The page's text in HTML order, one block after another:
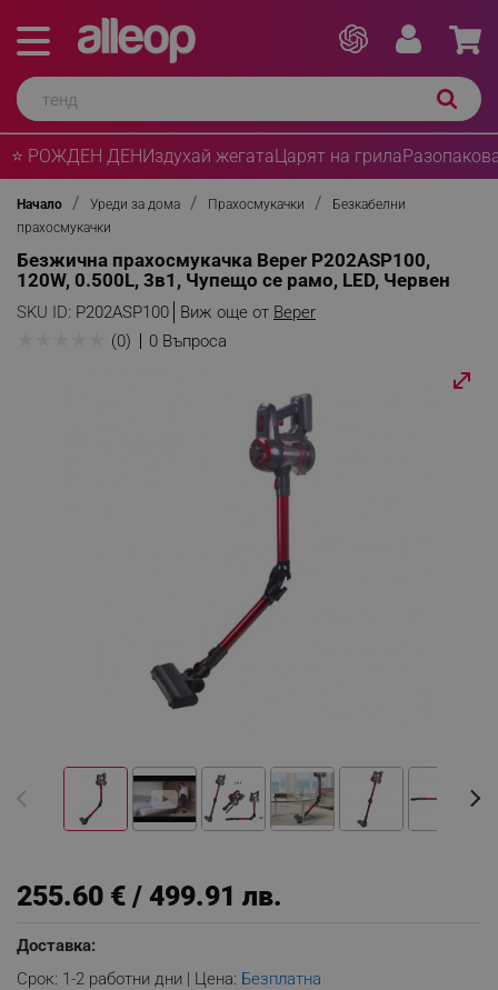
⭐ РОЖДЕН ДЕНИздухай жегатаЦарят на грила
Начало Уреди за дома Прахосмукачки
Безкабелни
прахосмукачки
Безжична прахосмукачка Beper P202ASP100,
120W, 0.500L, 3в1, Чупещо се рамо, LED, Червен
SKU ID: P202ASP100 Виж още от Beper
(0) 0 Въпроса
255.60 € / 499.91 лв.
Доставка:
Срок: 1-2 работни дни | Цена: Безплатна